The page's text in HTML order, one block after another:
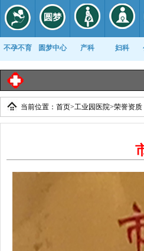
不孕不育 圆梦中心 产科 妇科
康复科
当前位置： 首页>工业园医院>荣誉资质